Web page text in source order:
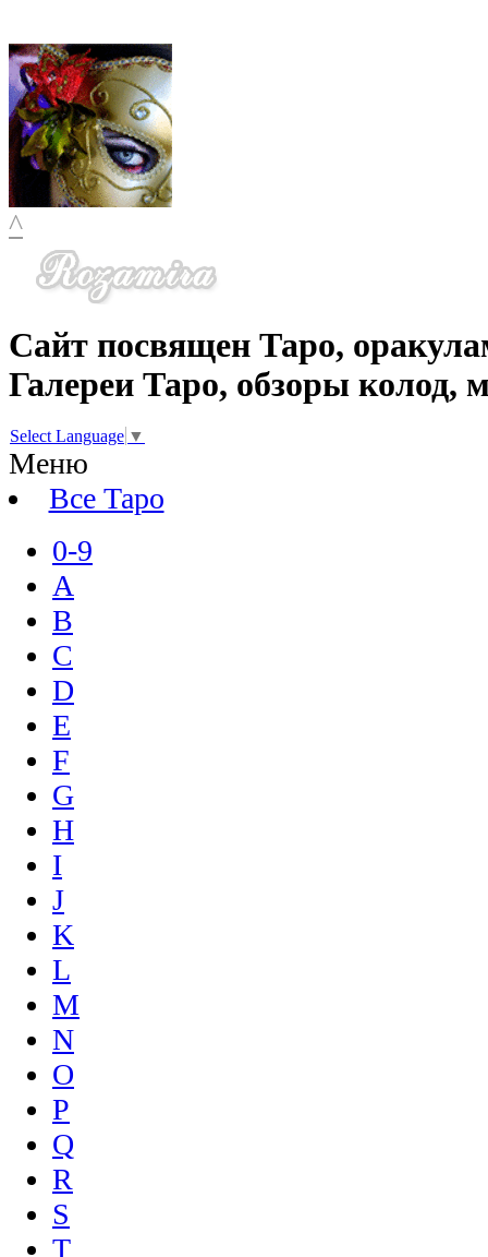
^
Сайт посвящен Таро,
Галереи Таро, обзоры колод,
Select Language ▼
Меню
Все Таро
0-9
A
B
C
D
E
F
G
H
I
J
K
L
M
N
O
P
Q
R
S
T